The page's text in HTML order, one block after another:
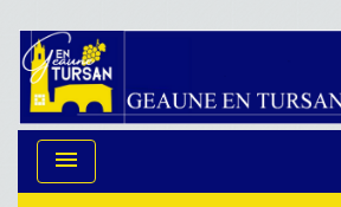
menu